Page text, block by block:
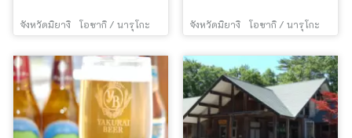
จังหวัดมิยางิ โอซากิ / นารุโกะ จังหวัดมิยางิ โอซากิ / นารุโกะ